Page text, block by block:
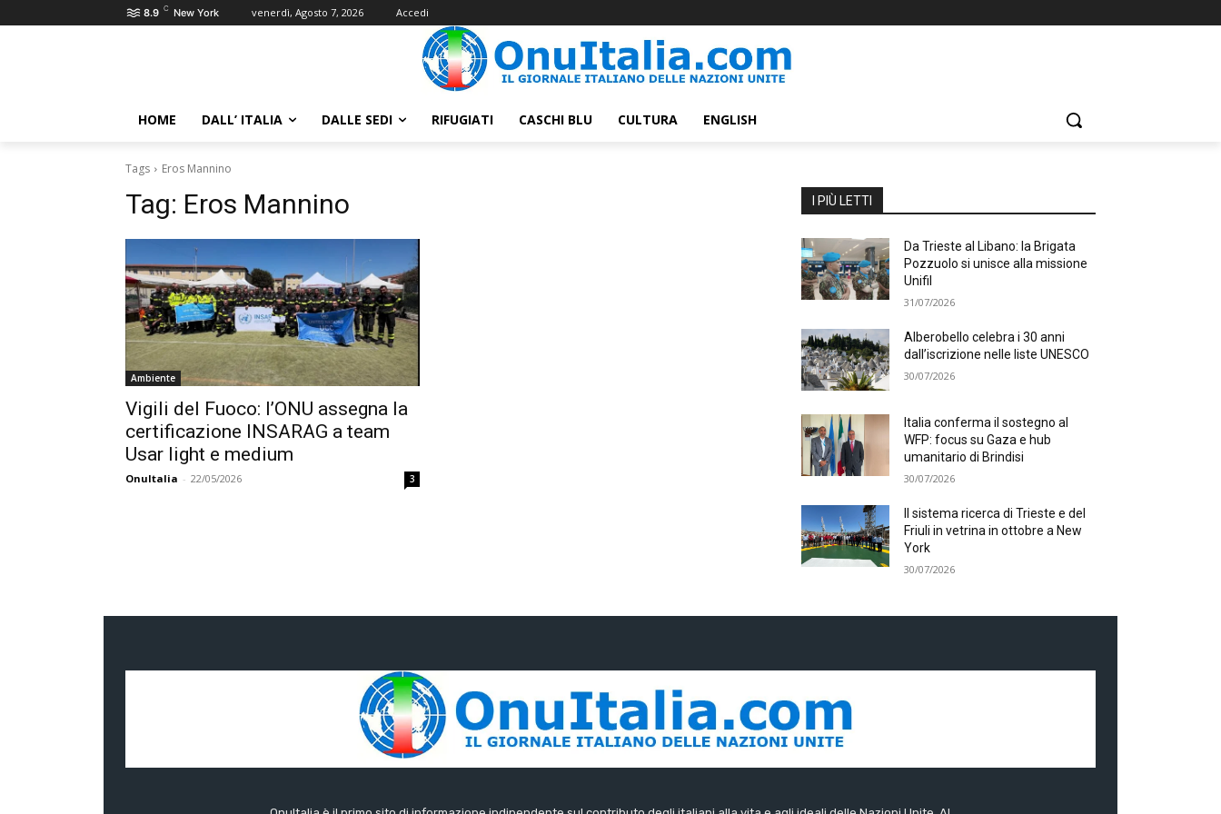
8.9 C New York venerdì, Agosto 7, 2026 Accedi
HOME DALL’ ITALIA DALLE SEDI RIFUGIATI CASCHI BLU CULTURA ENGLISH
Tags Eros Mannino
Tag: Eros Mannino
Ambiente
Vigili del Fuoco: l’ONU assegna la
certificazione INSARAG a team
Usar light e medium
OnuItalia - 22/05/2026 3
I PIÙ LETTI
Da Trieste al Libano: la Brigata
Pozzuolo si unisce alla missione
Unifil
31/07/2026
Alberobello celebra i 30 anni
dall’iscrizione nelle liste UNESCO
30/07/2026
Italia conferma il sostegno al
WFP: focus su Gaza e hub
umanitario di Brindisi
30/07/2026
Il sistema ricerca di Trieste e del
Friuli in vetrina in ottobre a New
York
30/07/2026